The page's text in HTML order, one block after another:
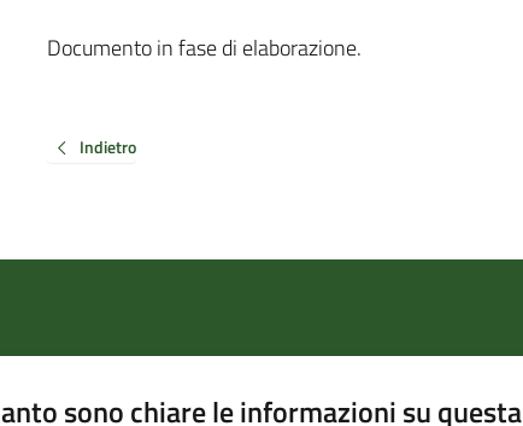
Documento in fase di elaborazione.
Indietro
sono chiare le informazioni su questa